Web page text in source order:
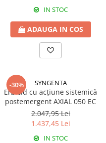
IN STOC
ADAUGA IN COS
-30% SYNGENTA
Erbicid cu acțiune sistemică
postemergent AXIAL 050 EC
2.047,95 Lei
1.437,45 Lei
IN STOC